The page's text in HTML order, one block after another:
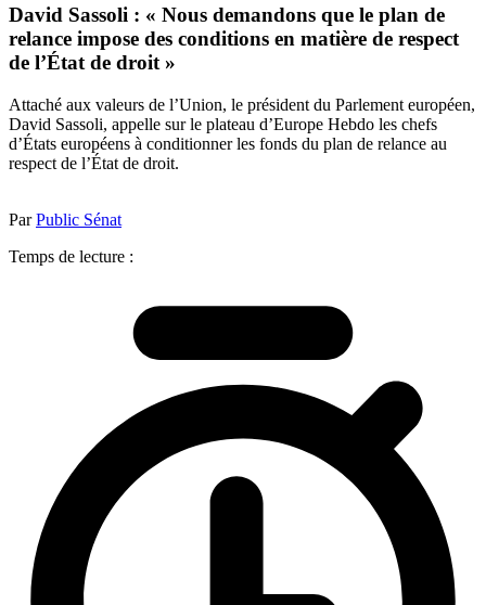
David Sassoli : « Nous demandons que le plan de
relance impose des conditions en matière de respect
de l’État de droit »
Attaché aux valeurs de l’Union, le président du Parlement européen,
David Sassoli, appelle sur le plateau d’Europe Hebdo les chefs
d’États européens à conditionner les fonds du plan de relance au
respect de l’État de droit.
ParPublic Sénat
Temps de lecture :